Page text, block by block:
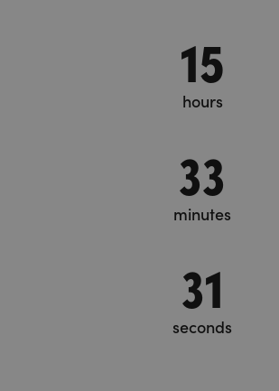
15
hours
33
minutes
32
seconds